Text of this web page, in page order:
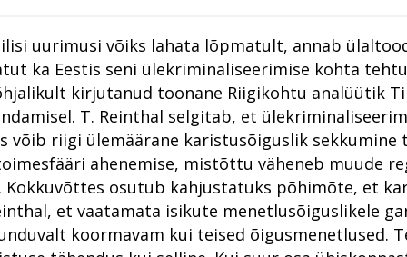
uurimusi võiks lahata lõpmatult, annab
ka Eestis seni ülekriminaliseerimise kohta
kirjutanud toonane Riigikohtu analüütik
T. Reinthal selgitab, et
võib riigi ülemäärane karistusõiguslik sekkumine
ahenemise, mistõttu väheneb muude
Kokkuvõttes osutub kahjustatuks põhimõte, et
et vaatamata isikute menetlusõiguslikele
koormavam kui teised õigusmenetlused.